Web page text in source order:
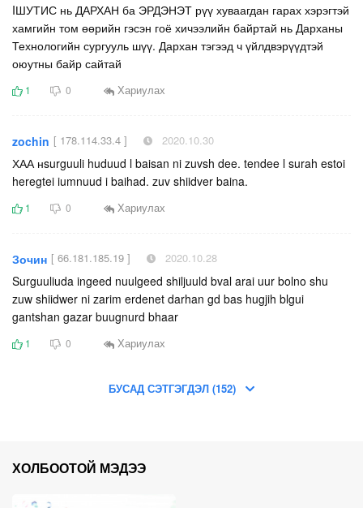
IШУТИС нь ДАРХАН ба ЭРДЭНЭТ рүү хуваагдан гарах хэрэгтэй
хамгийн том өөрийн гэсэн гоё хичээлийн байртай нь Дарханы
Технологийн сургууль шүү. Дархан тэгээд ч үйлдвэрүүдтэй
оюутны байр сайтай
1 0 Хариулах
zochin [ 178.114.33.4 ] 2020.10.30
ХАА нsurguuli huduud l baisan ni zuvsh dee. tendee l surah estoi
heregtei iumnuud i baihad. zuv shiidver baina.
1 0 Хариулах
Зочин [ 66.181.185.19 ] 2020.10.28
Surguuliuda ingeed nuulgeed shiljuuld bval arai uur bolno shu
zuw shiidwer ni zarim erdenet darhan gd bas hugjih blgui
gantshan gazar buugnurd bhaar
1 0 Хариулах
БУСАД СЭТГЭГДЭЛ (152)
ХОЛБООТОЙ МЭДЭЭ